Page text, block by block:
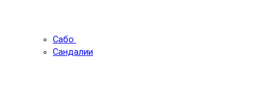
Сабо
Сандалии